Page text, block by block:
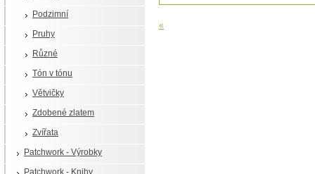
Podzimní
Pruhy
Různé
Tón v tónu
Větvičky
Zdobené zlatem
Zvířata
Patchwork - Výrobky
Patchwork - Knihy
«